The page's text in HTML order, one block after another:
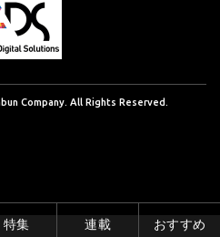
Company. All Rights Reserved.
特集 連載 おすすめ